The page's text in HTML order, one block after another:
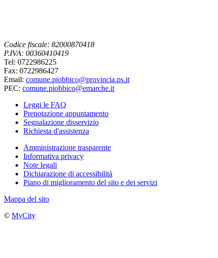
Codice fiscale: 82000870418
P.IVA: 00360410419
Tel: 0722986225
Fax: 0722986427
Email: comune.piobbico@provincia.ps.it
PEC: comune.piobbico@emarche.it
Leggi le FAQ
Prenotazione appuntamento
Segnalazione disservizio
Richiesta d'assistenza
Amministrazione trasparente
Informativa privacy
Note legali
Dichiarazione di accessibilità
Piano di miglioramento del sito e dei servizi
Mappa del sito
© MyCity